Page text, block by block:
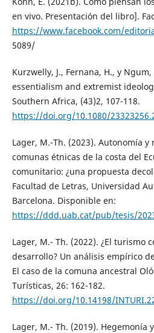
en vivo. Presentación del libro].
https://www.facebook.com/
5089/
Kurzwelly, J., Fernana, H., y
essentialism and extremist
Southern Africa, (43)2, 107-118.
https://doi.org/10.1080/
Lager, M.-Th. (2023). Autonomía y
comunas étnicas de la costa del
comunitario: ¿una propuesta
Facultad de Letras, Universidad
Barcelona. Disponible en:
https://ddd.uab.cat/pub/tesis/
Lager, M.- Th. (2022). ¿El turismo
desarrollo? Un análisis empírico
El caso de la comuna ancestral
Turísticas, 26: 162-182.
https://doi.org/10.14198/
Lager, M.- Th. (2019). Hegemonía